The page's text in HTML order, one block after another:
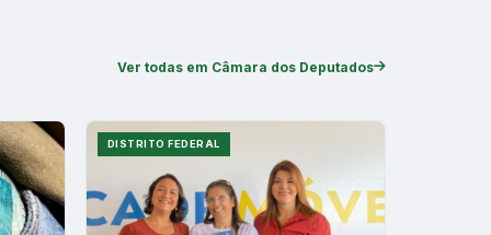
Ver todas em Câmara dos Deputados
DISTRITO FEDERAL